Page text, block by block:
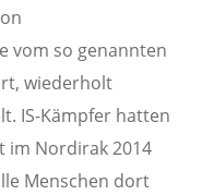
vom so genannten
wiederholt
IS-Kämpfer hatten
im Nordirak 2014
Menschen dort